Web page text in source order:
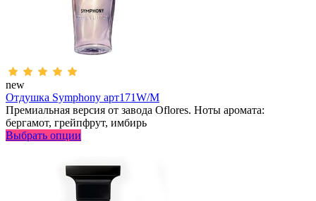
new
Отдушка Symphony арт171W/M
Премиальная версия от завода Oflores. Ноты аромата:
бергамот, грейпфрут, имбирь
Выбрать опции